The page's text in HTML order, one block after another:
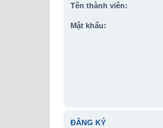
Tên thành viên:
Mật khẩu:
ĐĂNG KÝ